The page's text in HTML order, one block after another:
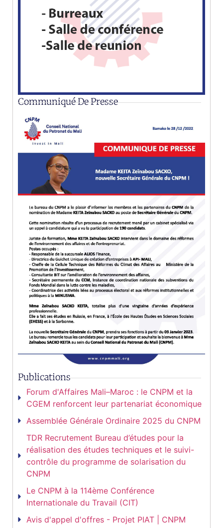
Communiqué De Presse
Publications
Forum d'Affaires Mali–Maroc : le CNPM et la
CGEM renforcent leur partenariat économique
Assemblée Générale Ordinaire 2025 du CNPM
TDR Recrutement Bureau d’études pour la
réalisation des études techniques et le suivi-
contrôle du programme de solarisation du
CNPM
Le CNPM à la 114ème Conférence
Internationale du Travail (CIT)
Avis d'appel d'offres - Projet PIAT | CNPM